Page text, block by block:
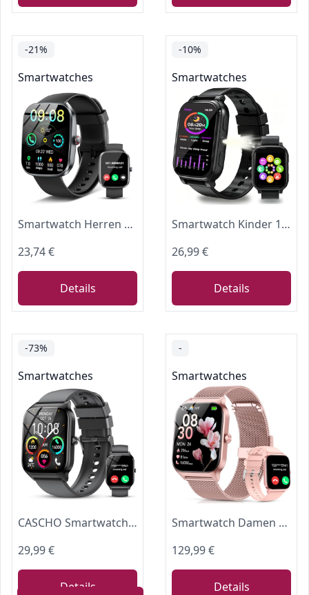
-21%
Smartwatches
Smartwatch Herren Damen , 1.91''HD 2026 Fitnessuhr mit Bluetooth Anrufe, Fitness Tracker mit Schrittzähler, Schlafmonitor SpO2 Herzfrequenz, 113+Sportmodi Sportuhr IP68 Wasserdicht für Android iOS
23,74 €
Details
-10%
Smartwatches
Smartwatch Kinder 1,83" HD, Schrittzähler Uhr, Schlafmonitor, 18 Spiele
26,99 €
Details
-73%
Smartwatches
CASCHO Smartwatch Damen Herren, 1.85" HD Smart Watch, 115+ Modi, Fitness Tracker mit Bluetooth Telefonie, Schrittzähler Uhr mit bis zu 30 Tage Standby für iOS und Android
29,99 €
Details
-
Smartwatches
Smartwatch Damen mit Telefonfunktion, 1.85" HD Uhren mit Herzfrequenz SpO2 Schlafmonitor Schrittzähler, 120+ Sportmodi Fitnessuhr, IP68 Fitness Tracker, Smart Watch Kompatibel für Android iOS Hellrosa
129,99 €
Details